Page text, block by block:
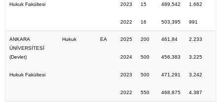
Hukuk Fakültesi 2023
2022
15
16
489,542
503,395
1.662
991
ANKARA
ÜNİVERSİTESİ
(Devlet)
Hukuk Fakültesi
Hukuk EA 2025
2024
2023
2022
200
500
500
550
461,84
456,383
471,291
468,875
2.233
3.225
3.242
4.387